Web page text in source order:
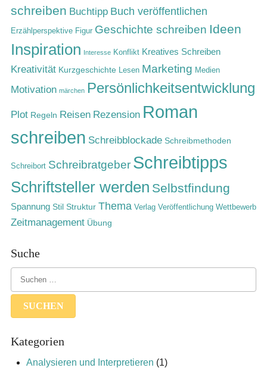
schreiben Buchtipp Buch veröffentlichen
Erzählperspektive Figur Geschichte schreiben Ideen
Inspiration Interesse Konflikt Kreatives Schreiben
Kreativität Kurzgeschichte Lesen Marketing Medien
Motivation märchen Persönlichkeitsentwicklung
Plot Regeln Reisen Rezension Roman
schreiben Schreibblockade Schreibmethoden
Schreibort Schreibratgeber Schreibtipps
Schriftsteller werden Selbstfindung
Spannung Stil Struktur Thema Verlag Veröffentlichung Wettbewerb
Zeitmanagement Übung
Suche
Kategorien
Analysieren und Interpretieren (1)